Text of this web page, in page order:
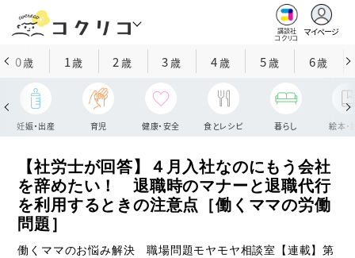
講談社
コクリコ
マイページ
0歳 1歳 2 歳 3歳 4歳 5歳 6歳
妊娠・出産 育児 健康・安全 食とレシピ 暮らし 絵本・
【社労士が回答】４月入社なのにもう会社
を辞めたい！ 退職時のマナーと退職代行
を利用するときの注意点［働くママの労働
問題］
働くママのお悩み解決 職場問題モヤモヤ相談室【連載】第